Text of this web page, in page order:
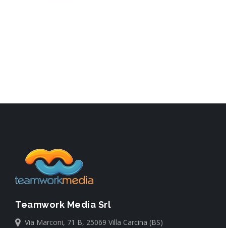
Teamwork Media Srl
Via Marconi, 71 B, 25069 Villa Carcina (BS)